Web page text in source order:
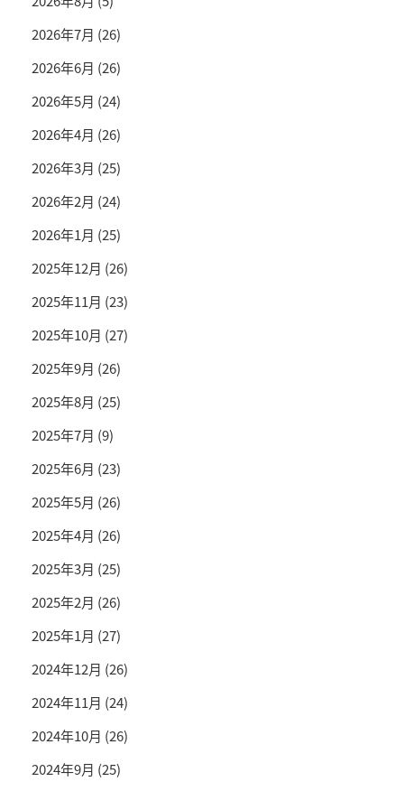
2026年7月 (26)
2026年6月 (26)
2026年5月 (24)
2026年4月 (26)
2026年3月 (25)
2026年2月 (24)
2026年1月 (25)
2025年12月 (26)
2025年11月 (23)
2025年10月 (27)
2025年9月 (26)
2025年8月 (25)
2025年7月 (9)
2025年6月 (23)
2025年5月 (26)
2025年4月 (26)
2025年3月 (25)
2025年2月 (26)
2025年1月 (27)
2024年12月 (26)
2024年11月 (24)
2024年10月 (26)
2024年9月 (25)